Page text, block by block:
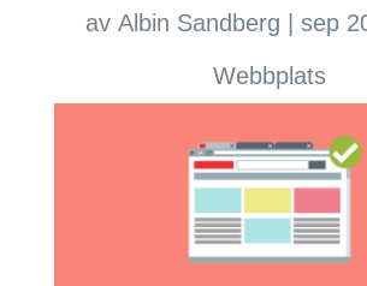
av Albin Sandberg sep
Webbplats